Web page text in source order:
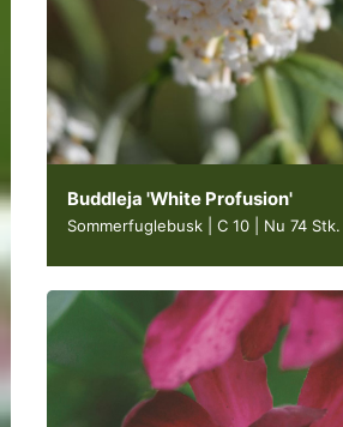
Buddleja 'White Profusion'
Sommerfuglebusk | C 10 Nu 74 Stk.